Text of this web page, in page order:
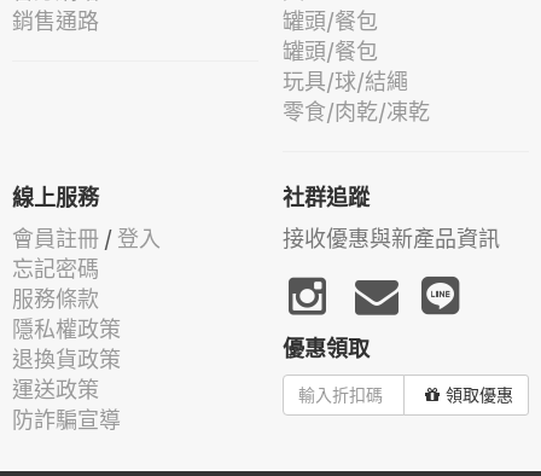
銷售通路
罐頭/餐包
罐頭/餐包
玩具/球/結繩
零食/肉乾/凍乾
線上服務
會員註冊 / 登入
忘記密碼
服務條款
隱私權政策
退換貨政策
運送政策
防詐騙宣導
社群追蹤
接收優惠與新產品資訊
優惠領取
領取優惠